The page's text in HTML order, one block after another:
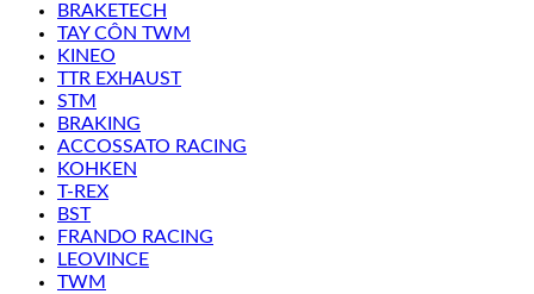
BRAKETECH
TAY CÔN TWM
KINEO
TTR EXHAUST
STM
BRAKING
ACCOSSATO RACING
KOHKEN
T-REX
BST
FRANDO RACING
LEOVINCE
TWM